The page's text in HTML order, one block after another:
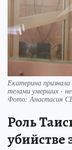
Екатерина признала
телами умерших -
Фото:Анастасия
Роль
убийстве